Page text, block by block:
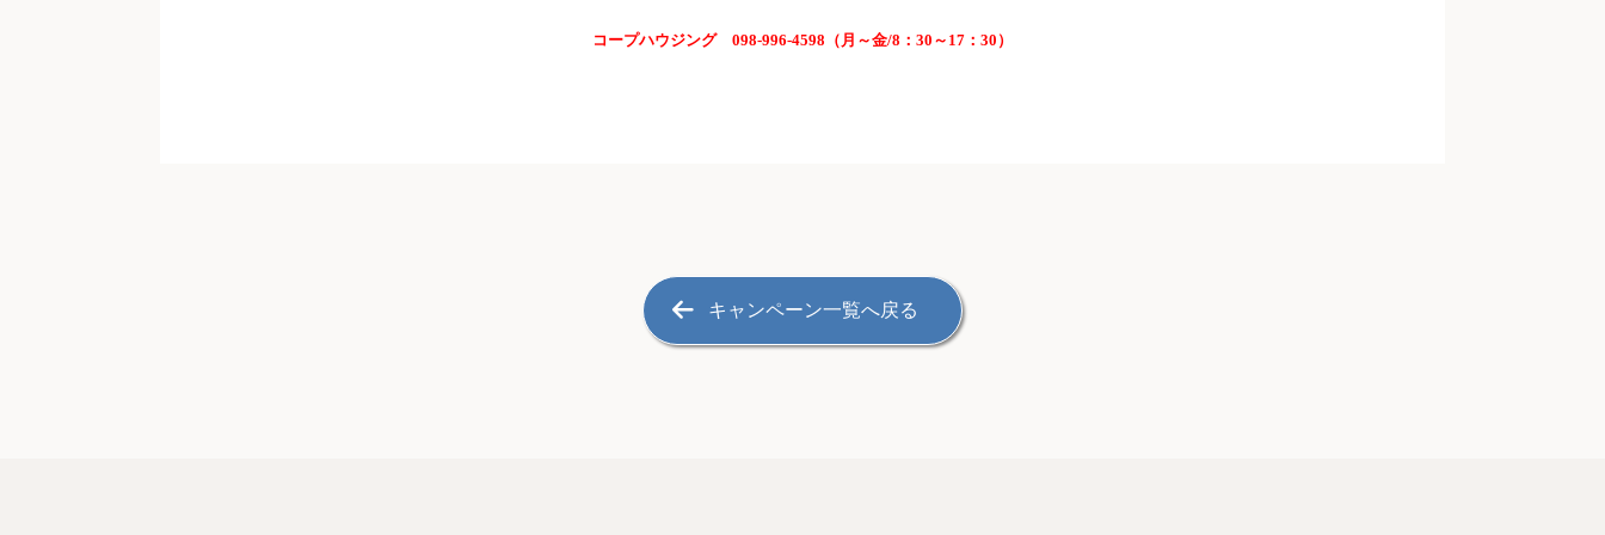
コープハウジング 098-996-4598（月～金/8：30～17：30）
キャンペーン一覧へ戻る